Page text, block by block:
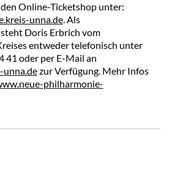
Online-Ticketshop unter:
unna.de. Als
Doris Erbrich vom
entweder telefonisch unter
41 oder per E-Mail an
unna.dezur Verfügung. Mehr Infos
philharmonie-